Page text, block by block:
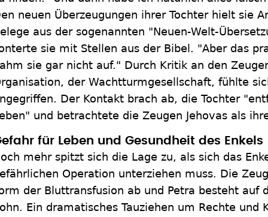
neuen Überzeugungen ihrer Tochter hielt sie
aus der sogenannten "Neuen-Welt-
sie mit Stellen aus der Bibel. "Aber das
sie gar nicht auf." Durch Kritik an den
der Wachtturmgesellschaft, fühlte
Der Kontakt brach ab, die Tochter
und betrachtete die Zeugen Jehovas als
für Leben und Gesundheit des Enkels
mehr spitzt sich die Lage zu, als sich das
Operation unterziehen muss. Die
der Bluttransfusion ab und Petra besteht auf
Ein dramatisches Tauziehen um Rechte und